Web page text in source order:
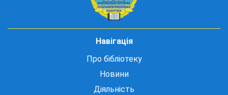
Навігація
Про бібліотеку
Новини
Діяльність